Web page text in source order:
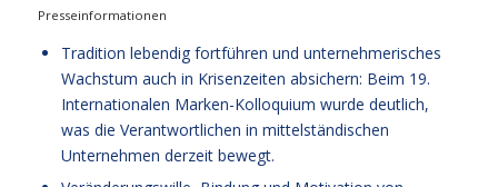
Presseinformationen
Tradition lebendig fortführen und unternehmerisches
Wachstum auch in Krisenzeiten absichern: Beim 19.
Internationalen Marken-Kolloquium wurde deutlich,
was die Verantwortlichen in mittelständischen
Unternehmen derzeit bewegt.